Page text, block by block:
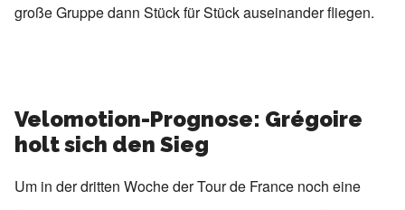
große Gruppe dann Stück für Stück auseinander fliegen.
Velomotion-Prognose: Grégoire
holt sich den Sieg
Um in der dritten Woche der Tour de France noch eine